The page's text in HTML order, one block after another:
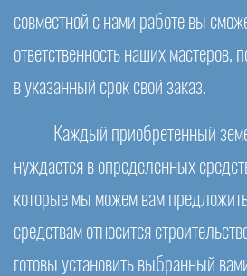
совместной с нами работе вы
ответственность наших мастеров,
в указанный срок свой заказ.
Каждый приобретенный
нуждается в определенных
которые мы можем вам
средствам относится
готовы установить выбранный